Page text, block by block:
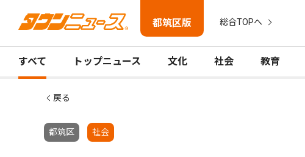
都筑区版 総合TOPへ
すべて トップニュース 文化 社会 教育
戻る
都筑区 社会